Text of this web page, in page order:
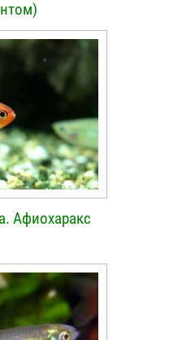
Афиохаракс